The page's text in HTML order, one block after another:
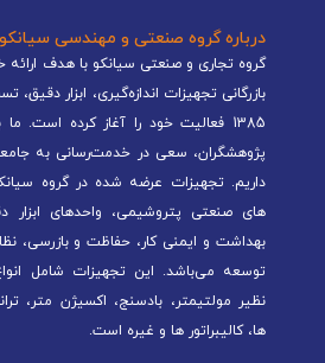
درباره گروه صنعتی و مهندسی سیانکو
گروه تجاری و صنعتی سیانکو با هدف
بازرگانی تجهیزات اندازه‌گیری، ابزار دقیق،
1385 فعالیت خود را آغاز کرده
پژوهشگران، سعی در خدمت‌رسانی به
داریم. تجهیزات عرضه شده در گروه
های صنعتی پتروشیمی، واحدهای
بهداشت و ایمنی کار، حفاظت و بازرسی،
توسعه می‌باشد. این تجهیزات شامل
نظیر مولتیمتر، بادسنج، اکسیژن متر،
ها، کالیبراتور ها و غیره است.